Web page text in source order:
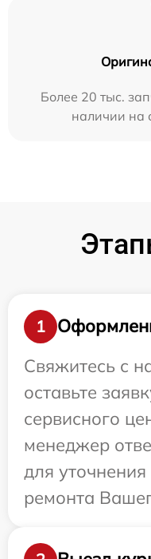
Более 20 тыс.
наличии на
1
Свяжитесь с
оставьте
сервисного
менеджер
для
ремонта